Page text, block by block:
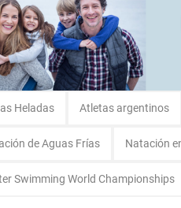
Heladas Atletas argentinos
de Aguas Frías Natación
Swimming World Championships